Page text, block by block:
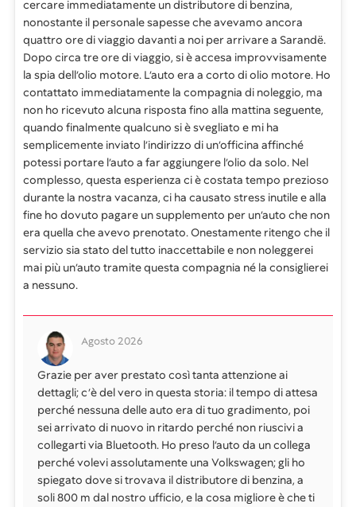
cercare immediatamente un distributore di benzina,
nonostante il personale sapesse che avevamo ancora
quattro ore di viaggio davanti a noi per arrivare a Sarandë.
Dopo circa tre ore di viaggio, si è accesa improvvisamente
la spia dell’olio motore. L’auto era a corto di olio motore. Ho
contattato immediatamente la compagnia di noleggio, ma
non ho ricevuto alcuna risposta fino alla mattina seguente,
quando finalmente qualcuno si è svegliato e mi ha
semplicemente inviato l’indirizzo di un’officina affinché
potessi portare l’auto a far aggiungere l’olio da solo. Nel
complesso, questa esperienza ci è costata tempo prezioso
durante la nostra vacanza, ci ha causato stress inutile e alla
fine ho dovuto pagare un supplemento per un’auto che non
era quella che avevo prenotato. Onestamente ritengo che il
servizio sia stato del tutto inaccettabile e non noleggerei
mai più un’auto tramite questa compagnia né la consiglierei
a nessuno.
Agosto 2026
Grazie per aver prestato così tanta attenzione ai
dettagli; c’è del vero in questa storia: il tempo di attesa
perché nessuna delle auto era di tuo gradimento, poi
sei arrivato di nuovo in ritardo perché non riuscivi a
collegarti via Bluetooth. Ho preso l’auto da un collega
perché volevi assolutamente una Volkswagen; gli ho
spiegato dove si trovava il distributore di benzina, a
soli 800 m dal nostro ufficio, e la cosa migliore è che ti